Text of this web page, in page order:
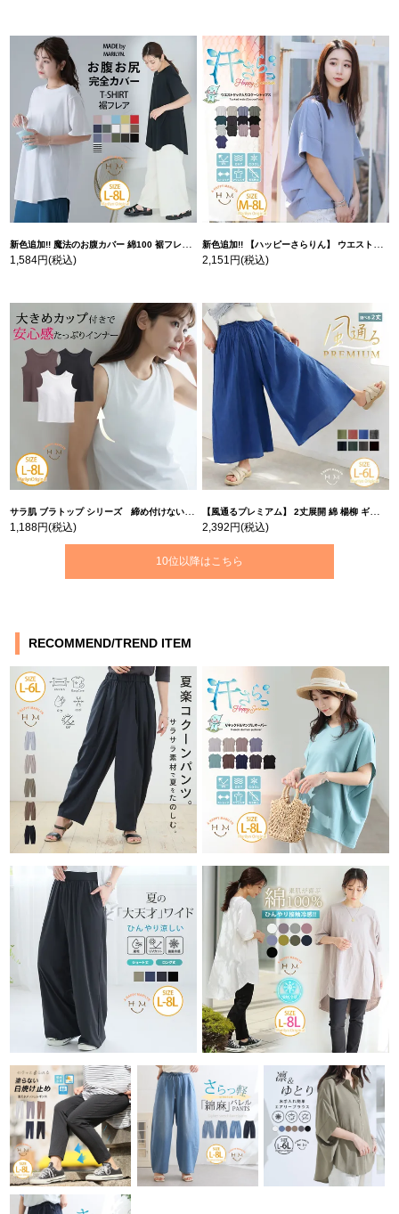
新色追加!! 魔法のお腹カバー 綿100 裾フレア Tシャツ | 大きいサイズの通販ならハッピーマリリン
1,584円(税込)
新色追加!! 【ハッピーさらりん】 ウエストタック入り スッキリ魅せ コクーントップス | 大きいサイズの通販ならハッピーマリリン
2,151円(税込)
サラ肌 ブラトップ シリーズ 締め付けない リブ タンクトップ | 大きいサイズの通販ならハッピーマリリン
1,188円(税込)
【風通るプレミアム】 2丈展開 綿 楊柳 ギャザー フレア スカンツ 【ウェストゴム】 | 大きいサイズの通販ならハッピーマリリン
2,392円(税込)
10位以降はこちら
RECOMMEND/TREND ITEM